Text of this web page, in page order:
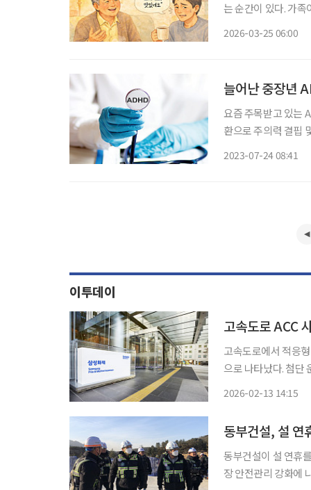
는 순간이 있다. 가
2026-03-25 06:00
늘어난 중장년
요즘 주목받고 있
환으로 주의력 결핍
2023-07-24 08:41
이투데이
고속도로 ACC
고속도로에서 적응
으로 나타났다. 첨단
2026-02-13 14:15
동부건설, 설 연
동부건설이 설 연휴
장 안전관리 강화에 나섰다. 6일 동부건설에 따르면 이번 행사에는 윤